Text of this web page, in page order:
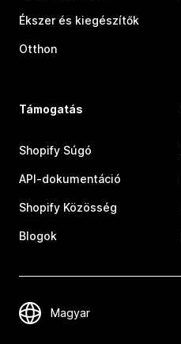
Ékszer és kiegészítők
Otthon
Támogatás
Shopify Súgó
API-dokumentáció
Shopify Közösség
Blogok